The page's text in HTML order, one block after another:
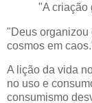
"A criação
"Deus organizou
cosmos em
A lição da vida
no uso e
consumismo